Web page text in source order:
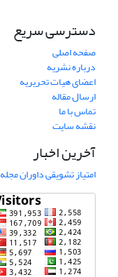
دسترسی سریع
صفحه اصلی
درباره نشریه
اعضای هیات تحریریه
ارسال مقاله
تماس با ما
نقشه سایت
آخرین اخبار
امتیاز تشویقی داوران مجله